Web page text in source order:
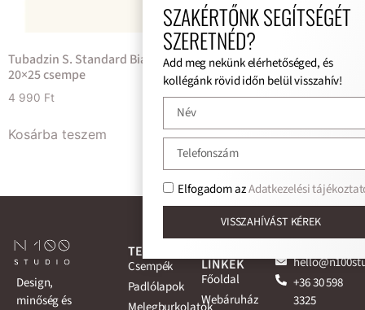
Tubadzin S. Standard Biala
20×25 csempe
4 990 Ft
Kosárba teszem
Tubadzin S. Standard Biala
Mat 20×25 csempe
4 990Ft
Kosárba teszem
Design,
minőség és
TERMÉKEK
Csempék
Padlólapok
LINKEK
Főoldal
Webáruház
+36 30 598
3325
SZAKÉRTŐNK SEGÍTSÉGÉT
SZERETNÉD?
Add meg nekünk elérhetőséged, és
kollégánk rövid időn belül visszahív!
Elfogadom azAdatkezelési
VISSZAHÍVÁST KÉREK